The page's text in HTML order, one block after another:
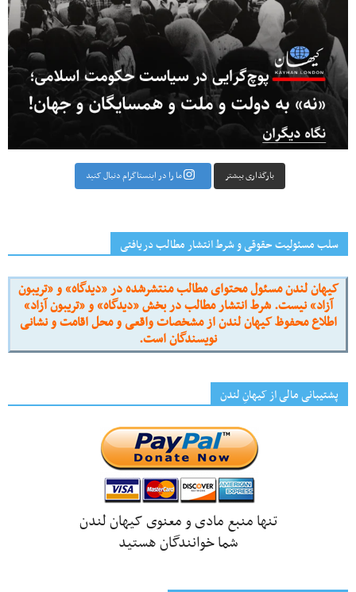
بارگذاری بیشتر ما را در اینستاگرام دنبال کنید
سلب مسئولیت حقوقی و شرط انتشار مطالب دریافتی
کیهان لندن مسئول محتوای مطالب منتشرشده در «دیدگاه» و «تریبون
آزاد» نیست. شرط انتشار مطالب در بخش «دیدگاه» و «تریبون آزاد»
اطلاع محفوظ کیهان لندن از مشخصات واقعی و محل اقامت و نشانی
نویسندگان است.
پشتیبانی مالی از کیهانِ لندن
تنها منبع مادی و معنوی کیهان لندن
شما خوانندگان هستید